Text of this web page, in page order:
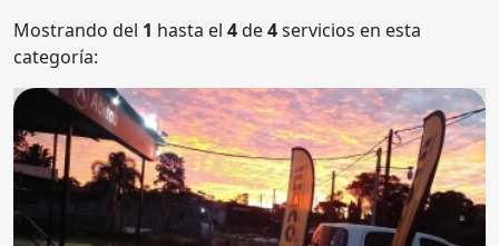
Mostrando del 1 hasta el 4de4servicios en esta
categoría: